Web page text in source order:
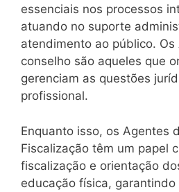
essenciais nos processos
atuando no suporte
atendimento ao público.
conselho são aqueles que
gerenciam as questões
profissional.
Enquanto isso, os Agentes
Fiscalização têm um papel
fiscalização e orientação
educação física,